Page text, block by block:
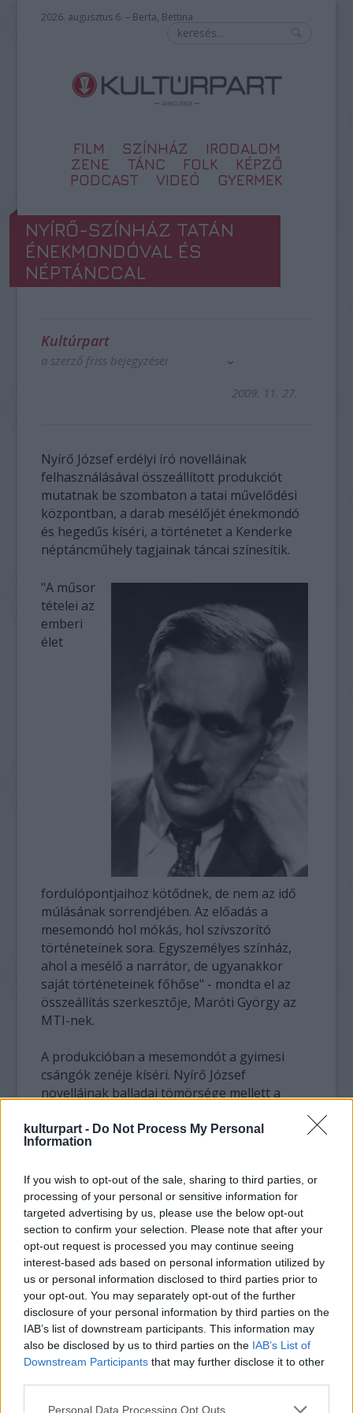
kulturpart - Do Not Process My Personal
Information
If you wish to opt-out of the sale, sharing to third parties, or
processing of your personal or sensitive information for
targeted advertising by us, please use the below opt-out
section to confirm your selection. Please note that after your
opt-out request is processed you may continue seeing
interest-based ads based on personal information utilized by
us or personal information disclosed to third parties prior to
your opt-out. You may separately opt-out of the further
disclosure of your personal information by third parties on the
IAB’s list of downstream participants. This information may
also be disclosed by us to third parties on the IAB’s List of
Downstream Participants that may further disclose it to other
Please note that this website/app uses one or more Google
Personal Data Processing Opt Outs
2026. augusztus 6. – Berta, Bettina
FILM SZÍNHÁZ
IRODALOM
ZENE
TÁNC FOLK
KÉPZŐ
PODCAST
VIDEÓ GYERMEK
NYÍRŐ-SZÍNHÁZ TATÁN
ÉNEKMONDÓVAL ÉS
NÉPTÁNCCAL
Kultúrpart
a szerző friss bejegyzései
2009. 11. 27.
Nyírő József erdélyi író novelláinak
felhasználásával összeállított produkciót
mutatnak be szombaton a tatai művelődési
központban, a darab mesélőjét énekmondó
és hegedűs kíséri, a történetet a Kenderke
néptáncműhely tagjainak táncai színesítik.
"A műsor
tételei az
emberi
élet
fordulópontjaihoz kötődnek, de nem az idő
múlásának sorrendjében. Az előadás a
mesemondó hol mókás, hol szívszorító
történeteinek sora. Egyszemélyes színház,
ahol a mesélő a narrátor, de ugyanakkor
saját történeteinek főhőse" - mondta el az
összeállítás szerkesztője, Maróti György az
MTI-nek.
A produkcióban a mesemondót a gyimesi
csángók zenéje kíséri. Nyírő József
novelláinak balladai tömörsége mellett a
Maróti György a darabot Pulika János
gyimesközéploki prímás emlékének ajánlotta,
Az előadás mesélője Écsi Gyöngyi református
lelkész, akinek csaknem 10 éve működik
bábos meseszínháza, az Árgyélus színház. Az
énekmondó szerepét játszó Kánya Réka négy
évig a Hargita Nemzeti Székely Népi Együttes
hivatásos táncosa volt, jelenleg néptáncot
tanít a tatai Kenderke Alapfokú Művészeti
Iskolában. Maróti György egyetemi állása
mellett a Kenderke zenei vezetőjeként
tevékenykedik.